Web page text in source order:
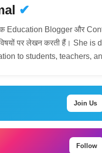
✔
Education Blogger और
पर लेखन करती हैं। She
to students, teachers,
Join Us
Follow